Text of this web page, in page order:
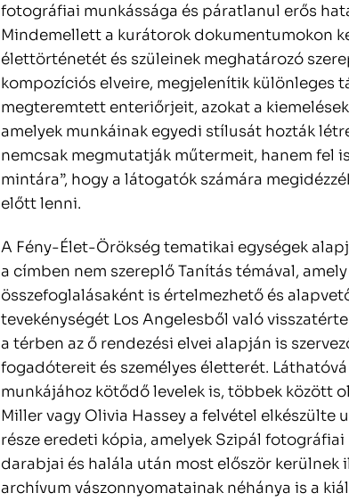
fotográfiai munkássága és páratlanul erős
Mindemellett a kurátorok dokumentumokon
élettörténetét és szüleinek meghatározó
kompozíciós elveire, megjelenítik különleges
megteremtett enteriőrjeit, azokat a
amelyek munkáinak egyedi stílusát hozták
nemcsak megmutatják műtermeit, hanem fel
mintára”, hogy a látogatók számára
előtt lenni.
A Fény-Élet-Örökség tematikai egységek
a címben nem szereplő Tanítás témával,
összefoglalásaként is értelmezhető és
tevekénységét Los Angelesből való
a térben az ő rendezési elvei alapján is
fogadótereit és személyes életterét. Láthatóvá
munkájához kötődő levelek is, többek között
Miller vagy Olivia Hassey a felvétel
része eredeti kópia, amelyek Szipál
darabjai és halála után most először kerülnek
archívum vászonnyomatainak néhánya is a